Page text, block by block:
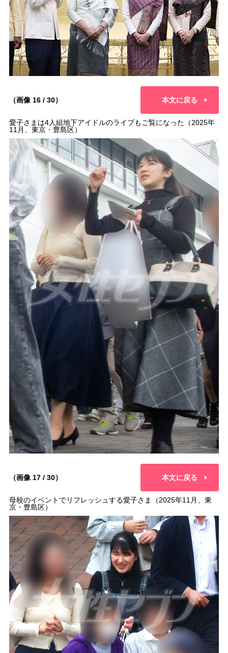
（画像 16 / 30） 本文に戻る
愛子さまは4人組地下アイドルのライブもご覧になった（2025年
11月、東京・豊島区）
（画像 17 / 30） 本文に戻る
母校のイベントでリフレッシュする愛子さま（2025年11月、東
京・豊島区）